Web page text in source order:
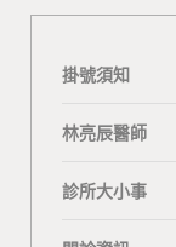
掛號須知
林亮辰醫師
診所大小事